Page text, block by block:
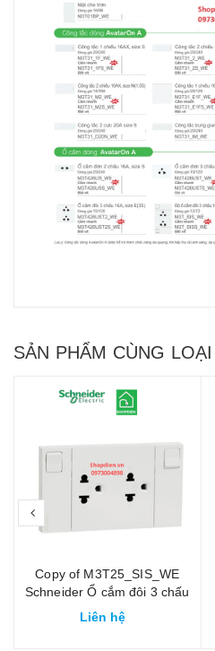
SẢN PHẨM CÙNG LOẠI
Copy of M3T25_SIS_WE
Schneider Ổ cắm đôi 3 chấu
có công tăc 16A AvatarOn A
Liên hệ